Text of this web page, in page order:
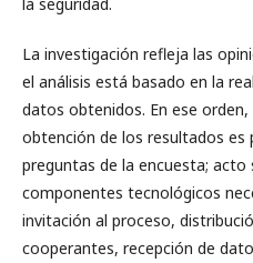
La investigación refleja las
el análisis está basado en la
datos obtenidos. En ese
obtención de los resultados es
preguntas de la encuesta; acto
componentes tecnológicos
invitación al proceso,
cooperantes, recepción de